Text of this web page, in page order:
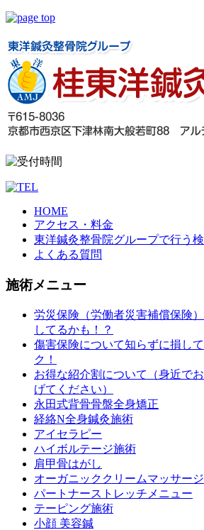
HOME
アクセス・料金
東洋鍼灸整骨院グループで行う
よくある質問
施術メニュー
労災保険（労働者災害補償保険
してるかも！？
傷害保険について知らずに損し
ク！
お得な紹介割について（身近で
げてください）
永田式背骨骨盤全身矯正
経絡N全身鍼灸施術
アイセラピー
ハイボルテージ施術
肩甲骨はがし
オーガニッククリームマッサージ
パートナーストレッチメニュー
テーピング施術
小顔 美容鍼